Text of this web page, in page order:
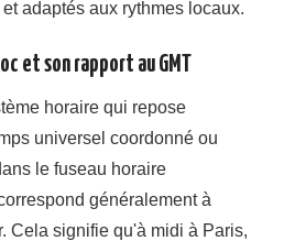
adaptés aux rythmes locaux.
et son rapport au GMT
horaire qui repose
universel coordonné ou
le fuseau horaire
généralement à
Cela signifie qu'à midi à Paris,